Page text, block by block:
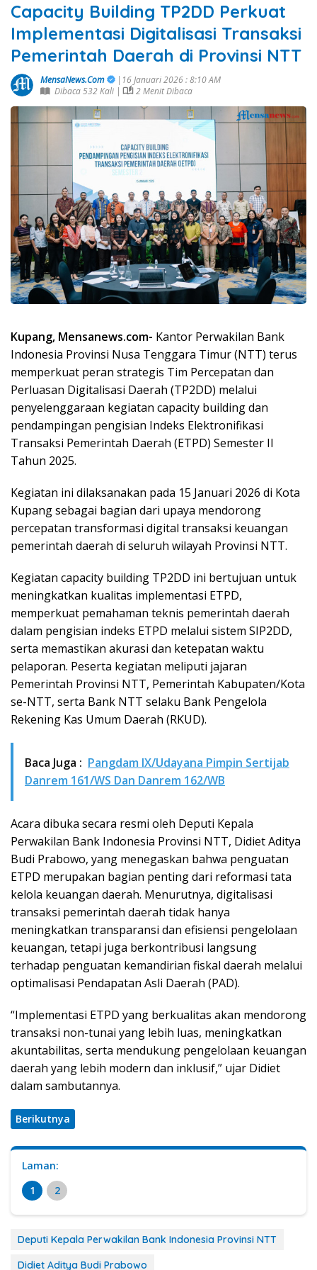
Capacity Building TP2DD Perkuat
Implementasi Digitalisasi Transaksi
Pemerintah Daerah di Provinsi NTT
MensaNews.Com
|16 Januari 2026 : 8:10 AM
Dibaca 532 Kali |
2 Menit Dibaca
Kupang, Mensanews.com- Kantor Perwakilan Bank
Indonesia Provinsi Nusa Tenggara Timur (NTT) terus
memperkuat peran strategis Tim Percepatan dan
Perluasan Digitalisasi Daerah (TP2DD) melalui
penyelenggaraan kegiatan capacity building dan
pendampingan pengisian Indeks Elektronifikasi
Transaksi Pemerintah Daerah (ETPD) Semester II
Tahun 2025.
Kegiatan ini dilaksanakan pada 15 Januari 2026 di Kota
Kupang sebagai bagian dari upaya mendorong
percepatan transformasi digital transaksi keuangan
pemerintah daerah di seluruh wilayah Provinsi NTT.
Kegiatan capacity building TP2DD ini bertujuan untuk
meningkatkan kualitas implementasi ETPD,
memperkuat pemahaman teknis pemerintah daerah
dalam pengisian indeks ETPD melalui sistem SIP2DD,
serta memastikan akurasi dan ketepatan waktu
pelaporan. Peserta kegiatan meliputi jajaran
Pemerintah Provinsi NTT, Pemerintah Kabupaten/Kota
se-NTT, serta Bank NTT selaku Bank Pengelola
Rekening Kas Umum Daerah (RKUD).
Baca Juga : Pangdam IX/Udayana Pimpin Sertijab
Danrem 161/WS Dan Danrem 162/WB
Acara dibuka secara resmi oleh Deputi Kepala
Perwakilan Bank Indonesia Provinsi NTT, Didiet Aditya
Budi Prabowo, yang menegaskan bahwa penguatan
ETPD merupakan bagian penting dari reformasi tata
kelola keuangan daerah. Menurutnya, digitalisasi
transaksi pemerintah daerah tidak hanya
meningkatkan transparansi dan efisiensi pengelolaan
keuangan, tetapi juga berkontribusi langsung
terhadap penguatan kemandirian fiskal daerah melalui
optimalisasi Pendapatan Asli Daerah (PAD).
“Implementasi ETPD yang berkualitas akan mendorong
transaksi non-tunai yang lebih luas, meningkatkan
akuntabilitas, serta mendukung pengelolaan keuangan
daerah yang lebih modern dan inklusif,” ujar Didiet
dalam sambutannya.
Berikutnya
Laman:
1
2
Deputi Kepala Perwakilan Bank Indonesia Provinsi NTT
Didiet Aditya Budi Prabowo